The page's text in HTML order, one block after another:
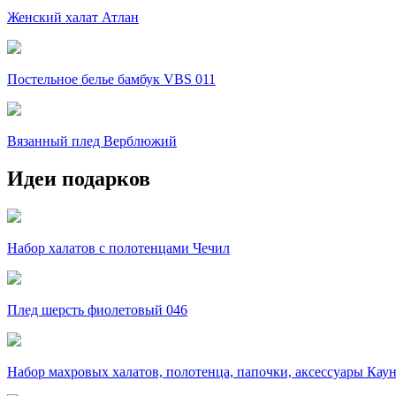
Женский халат Атлан
Постельное белье бамбук VBS 011
Вязанный плед Верблюжий
Идеи подарков
Набор халатов с полотенцами Чечил
Плед шерсть фиолетовый 046
Набор махровых халатов, полотенца, папочки, аксессуары